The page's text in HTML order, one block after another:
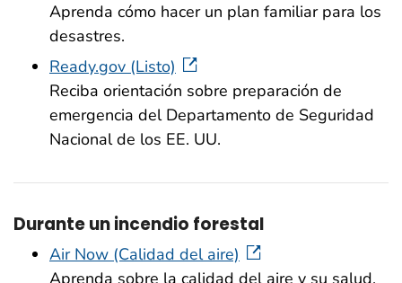
Aprenda cómo hacer un plan familiar para los
desastres.
Ready.gov (Listo)
Reciba orientación sobre preparación de
emergencia del Departamento de Seguridad
Nacional de los EE. UU.
Durante un incendio forestal
Air Now (Calidad del aire)